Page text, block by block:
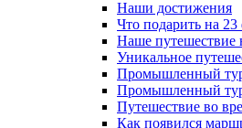
Наши достижения
Что подарить на 23
Наше путешествие
Уникальное
Промышленный
Промышленный
Путешествие во
Как появился